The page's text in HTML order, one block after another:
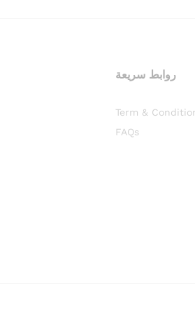
روابط سريعة
Term &
FAQs